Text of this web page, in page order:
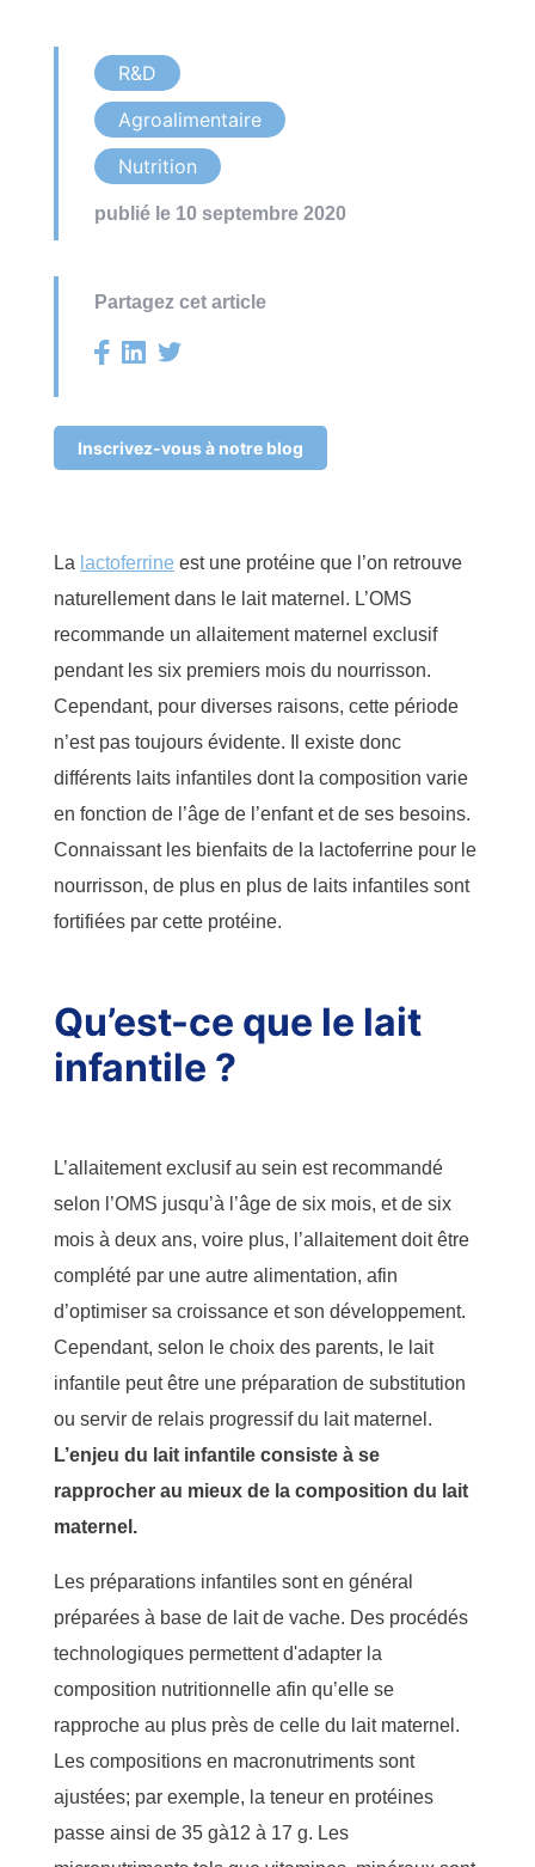
R&D
Agroalimentaire
Nutrition
publié le 10 septembre 2020
Partagez cet article
Inscrivez-vous à notre blog
La lactoferrine est une protéine que l’on retrouve
naturellement dans le lait maternel. L’OMS
recommande un allaitement maternel exclusif
pendant les six premiers mois du nourrisson.
Cependant, pour diverses raisons, cette période
n’est pas toujours évidente. Il existe donc
différents laits infantiles dont la composition varie
en fonction de l’âge de l’enfant et de ses besoins.
Connaissant les bienfaits de la lactoferrine pour le
nourrisson, de plus en plus de laits infantiles sont
fortifiées par cette protéine.
Qu’est-ce que le lait
infantile ?
L’allaitement exclusif au sein est recommandé
selon l’OMS jusqu’à l’âge de six mois, et de six
mois à deux ans, voire plus, l’allaitement doit être
complété par une autre alimentation, afin
d’optimiser sa croissance etson développement.
Cependant, selon le choix des parents, le lait
infantile peut être une préparation de substitution
ou servir de relais progressif du lait maternel.
L’enjeu du lait infantile consiste à se
rapprocher au mieux de la composition du lait
maternel.
Les préparations infantiles sont en général
préparées à base de lait de vache. Des procédés
technologiques permettent d'adapter la
composition nutritionnelle afin qu’elle se
rapproche au plus près de celle du lait maternel.
Les compositions en macronutriments sont
ajustées; par exemple, a teneur en protéines
passe ainsi de 35 gà12 à 17 g. Les